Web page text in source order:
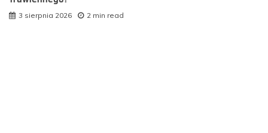
3 sierpnia 2026 2 min read